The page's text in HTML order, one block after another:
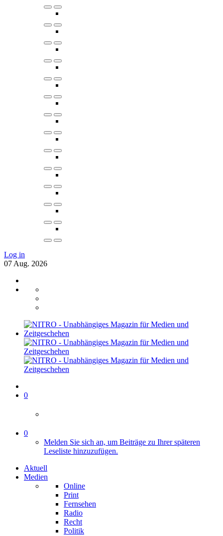
Log in
07 Aug. 2026
0
0
Melden Sie sich an, um Beiträge zu Ihrer späteren
Leseliste hinzuzufügen.
Aktuell
Medien
Online
Print
Fernsehen
Radio
Recht
Politik